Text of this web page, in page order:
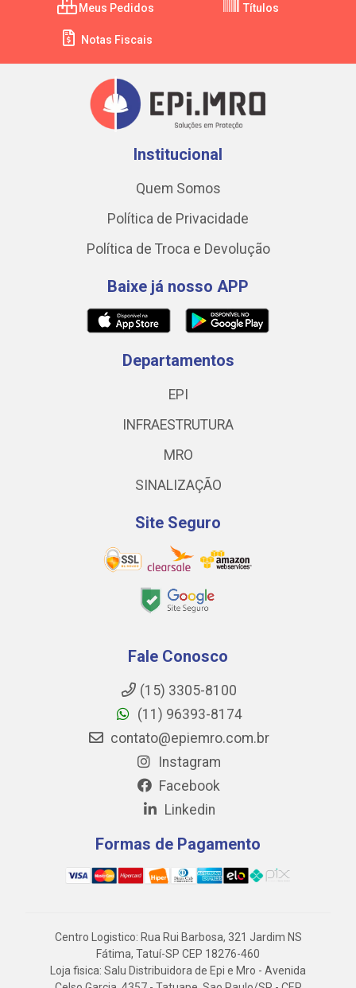
Meus Pedidos Títulos
Notas Fiscais
Institucional
Quem Somos
Política de Privacidade
Política de Troca e Devolução
Baixe já nosso APP
Departamentos
EPI
INFRAESTRUTURA
MRO
SINALIZAÇÃO
Site Seguro
Fale Conosco
(15) 3305-8100
(11) 96393-8174
contato@epiemro.com.br
Instagram
Facebook
Linkedin
Formas de Pagamento
Centro Logistico: Rua Rui Barbosa, 321 Jardim NS
Fátima, Tatuí-SP CEP 18276-460
Loja fisica: Salu Distribuidora de Epi e Mro - Avenida